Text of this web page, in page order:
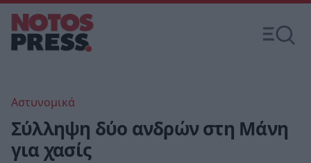
Αστυνομικά
Σύλληψη δύο ανδρών στη Μάνη
για χασίς